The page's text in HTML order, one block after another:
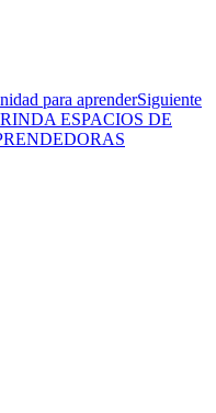
para aprenderSiguiente
ESPACIOS DE